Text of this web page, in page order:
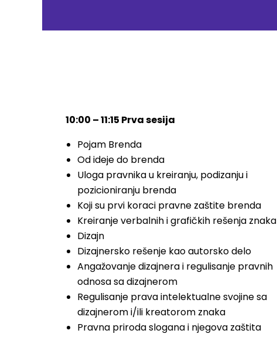
10:00 – 11:15 Prva sesija
Pojam Brenda
Od ideje do brenda
Uloga pravnika u kreiranju, podizanju i
pozicioniranju brenda
Koji su prvi koraci pravne zaštite brenda
Kreiranje verbalnih i grafičkih rešenja znaka
Dizajn
Dizajnersko rešenje kao autorsko delo
Angažovanje dizajnera i regulisanje pravnih
odnosa sa dizajnerom
Regulisanje prava intelektualne svojine sa
dizajnerom i/ili kreatorom znaka
Pravna priroda slogana i njegova zaštita